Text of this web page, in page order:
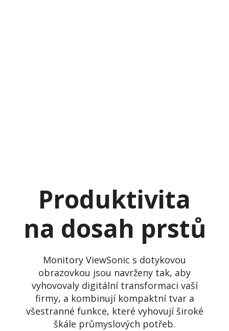
Produktivita
na dosah prstů
Monitory ViewSonic s dotykovou
obrazovkou jsou navrženy tak, aby
vyhovovaly digitální transformaci vaší
firmy, a kombinují kompaktní tvar a
všestranné funkce, které vyhovují široké
škále průmyslových potřeb.